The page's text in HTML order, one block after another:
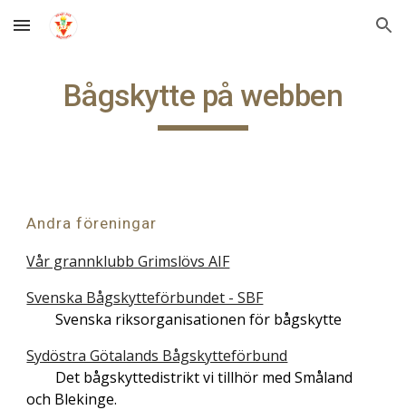
Skip to main content Skip to navigation
Bågskytte på webben
Andra föreningar
Vår grannklubb Grimslövs AIF
Svenska Bågskytteförbundet - SBF
Svenska riksorganisationen för bågskytte
Sydöstra Götalands Bågskytteförbund
Det bågskyttedistrikt vi tillhör med Småland
och Blekinge.